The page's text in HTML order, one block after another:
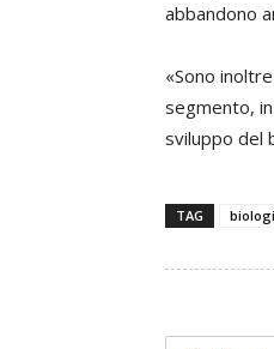
abbandono
«Sono
segmento,
sviluppo del
TAG